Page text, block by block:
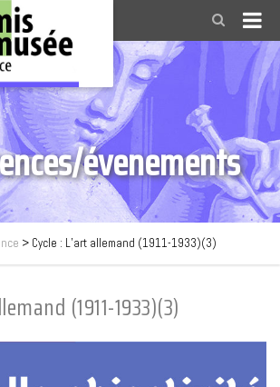
évenements
> Cycle : L’art allemand (1911-1933)(3)
(1911-1933)(3)